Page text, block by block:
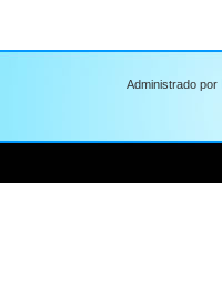
Administrado por